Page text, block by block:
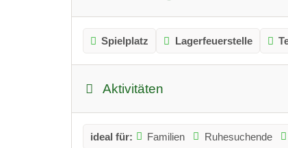
Spielplatz Lagerfeuerstelle
Aktivitäten
ideal für: Familien Ruhesuchende